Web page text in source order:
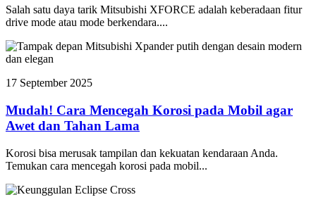
Salah satu daya tarik Mitsubishi XFORCE adalah keberadaan fitur
drive mode atau mode berkendara....
17 September 2025
Mudah! Cara Mencegah Korosi pada Mobil agar
Awet dan Tahan Lama
Korosi bisa merusak tampilan dan kekuatan kendaraan Anda.
Temukan cara mencegah korosi pada mobil...